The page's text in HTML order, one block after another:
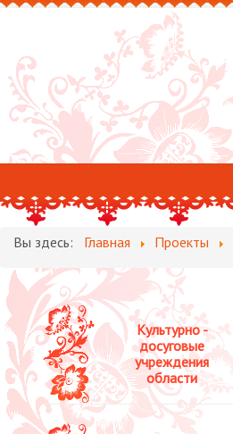
Вы здесь: Главная Проекты
Культурно -
досуговые
учреждения
области